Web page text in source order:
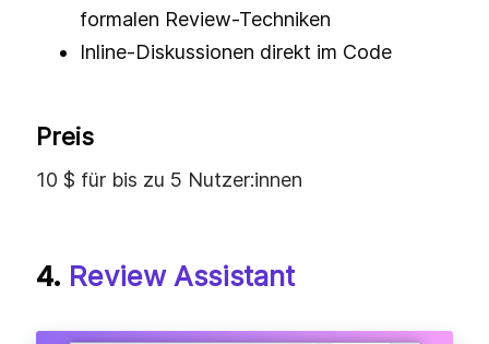
formalen Review-Techniken
Inline-Diskussionen direkt im Code
Preis
10 $ für bis zu 5 Nutzer:innen
4. Review Assistant